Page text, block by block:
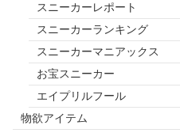
スニーカーレポート
スニーカーランキング
スニーカーマニアックス
お宝スニーカー
エイプリルフール
物欲アイテム